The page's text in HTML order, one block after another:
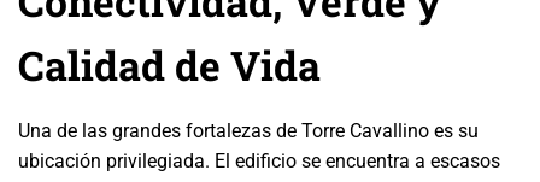
Calidad de Vida
Una de las grandes fortalezas de Torre Cavallino es su
ubicación privilegiada. El edificio se encuentra a escasos